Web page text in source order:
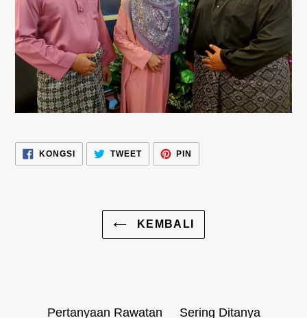
KONGSI KONGSI
DALAM
FACEBOOK
TWEETTWEET
DALAM
TWITTER
PIN
PINTEREST
KEMBALI
Pertanyaan Rawatan Sering Ditanya